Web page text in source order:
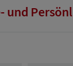
und